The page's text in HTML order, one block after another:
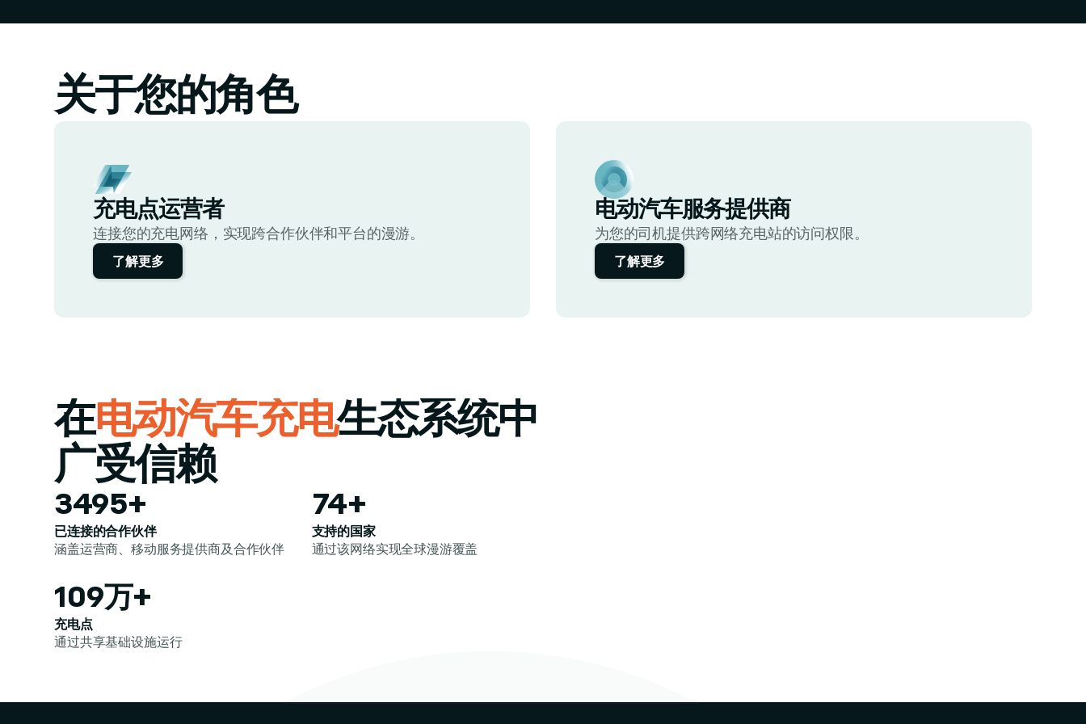
关于您的角色
充电点运营者
连接您的充电网络，实现跨合作伙伴和平台的漫游。
了解更多
电动汽车服务提供商
为您的司机提供跨网络充电站的访问权限。
了解更多
在电动汽车充电生态系统中
广受信赖
3500+
已连接的合作伙伴
涵盖运营商、移动服务提供商及合作伙伴
75+
支持的国家
通过该网络实现全球漫游覆盖
110万+
充电点
通过共享基础设施运行